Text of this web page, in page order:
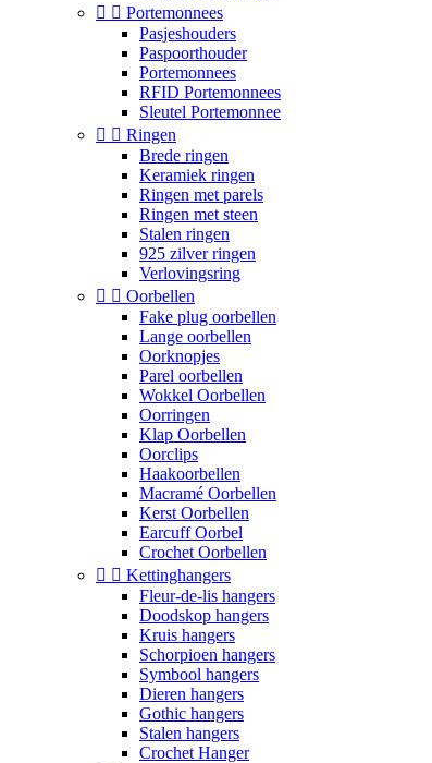
  Portemonnees
Pasjeshouders
Paspoorthouder
Portemonnees
RFID Portemonnees
Sleutel Portemonnee
  Ringen
Brede ringen
Keramiek ringen
Ringen met parels
Ringen met steen
Stalen ringen
925 zilver ringen
Verlovingsring
  Oorbellen
Fake plug oorbellen
Lange oorbellen
Oorknopjes
Parel oorbellen
Wokkel Oorbellen
Oorringen
Klap Oorbellen
Oorclips
Haakoorbellen
Macramé Oorbellen
Kerst Oorbellen
Earcuff Oorbel
Crochet Oorbellen
  Kettinghangers
Fleur-de-lis hangers
Doodskop hangers
Kruis hangers
Schorpioen hangers
Symbool hangers
Dieren hangers
Gothic hangers
Stalen hangers
Crochet Hanger